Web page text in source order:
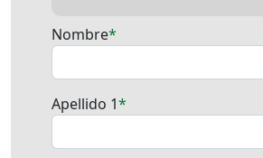
Nombre
Apellido 1